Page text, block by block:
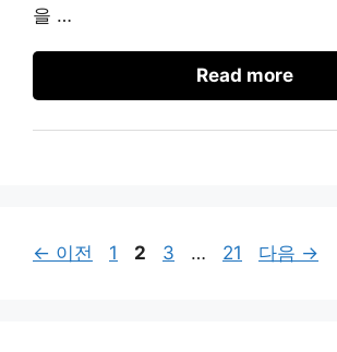
을 …
Read more
← 이전
페
1
페
2
페
3 …
페
21 다음 →